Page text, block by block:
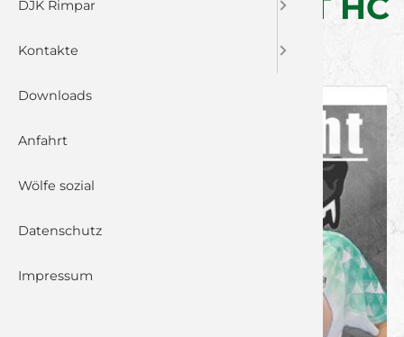
ERLANGEN
DJK Rimpar
Kontakte
Downloads
Anfahrt
Wölfe sozial
Datenschutz
Impressum